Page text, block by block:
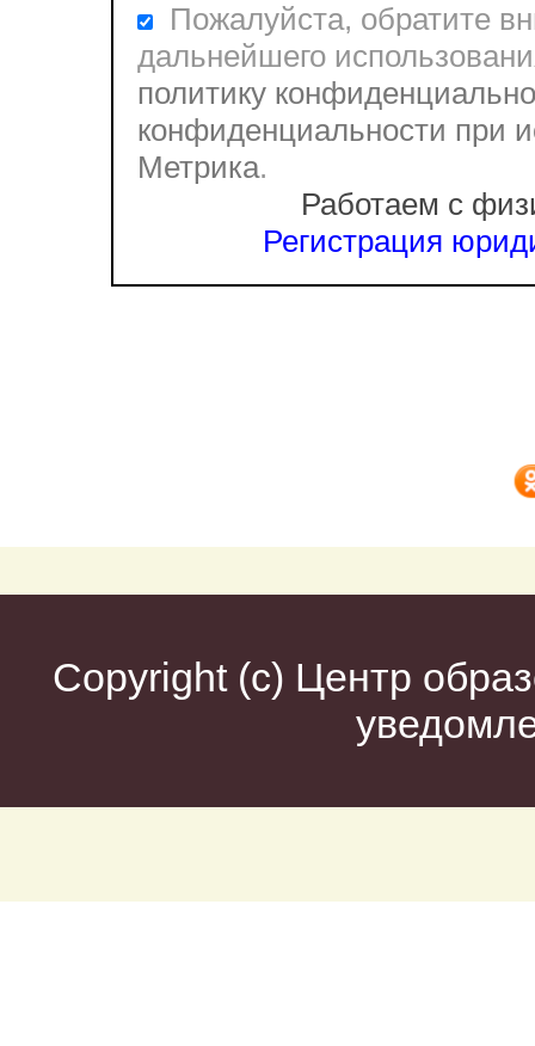
Пожалуйста, обратите
дальнейшего
политику
конфиденциальности при
Метрика.
Работаем с
Регистрация
Copyright (c) Центр